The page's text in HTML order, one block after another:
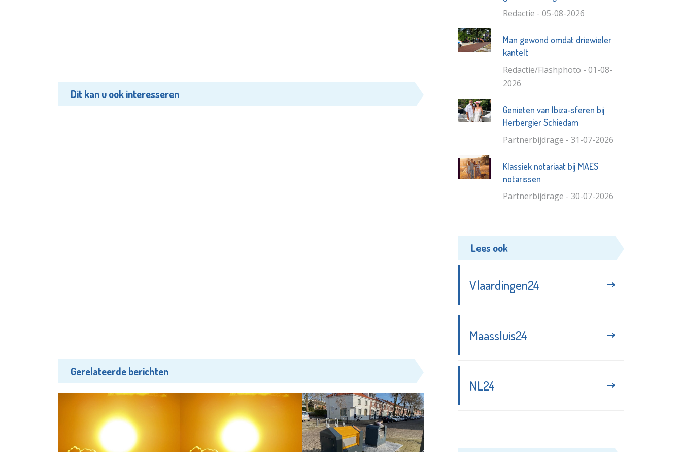
Dit kan u ook interesseren
Gerelateerde berichten
Redactie - 05-08-2026
Man gewond omdat driewieler
kantelt
Redactie/Flashphoto - 01-08-
2026
Genieten van Ibiza-sferen bij
Herbergier Schiedam
Partnerbijdrage - 31-07-2026
Klassiek notariaat bij MAES
notarissen
Partnerbijdrage - 30-07-2026
Lees ook
Vlaardingen24
Maassluis24
NL24